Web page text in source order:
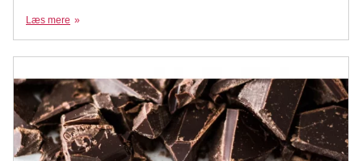
slet ikke så svært at arbejde med fondant, derfor har vi lavet denne
Læs mere